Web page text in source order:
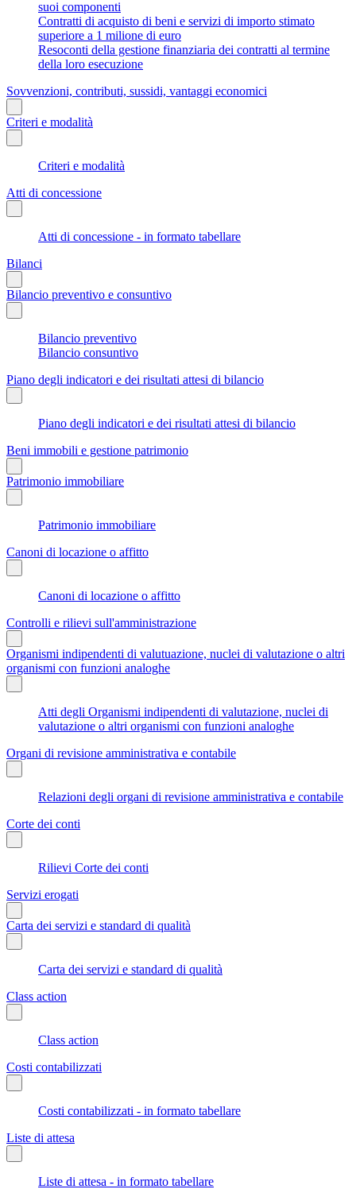
suoi componenti
Contratti di acquisto di beni e servizi di importo stimato
superiore a 1 milione di euro
Resoconti della gestione finanziaria dei contratti al termine
della loro esecuzione
Sovvenzioni, contributi, sussidi, vantaggi economici
Criteri e modalità
Criteri e modalità
Atti di concessione
Atti di concessione - in formato tabellare
Bilanci
Bilancio preventivo e consuntivo
Bilancio preventivo
Bilancio consuntivo
Piano degli indicatori e dei risultati attesi di bilancio
Piano degli indicatori e dei risultati attesi di bilancio
Beni immobili e gestione patrimonio
Patrimonio immobiliare
Patrimonio immobiliare
Canoni di locazione o affitto
Canoni di locazione o affitto
Controlli e rilievi sull'amministrazione
Organismi indipendenti di valutuazione, nuclei di valutazione o altri
organismi con funzioni analoghe
Atti degli Organismi indipendenti di valutazione, nuclei di
valutazione o altri organismi con funzioni analoghe
Organi di revisione amministrativa e contabile
Relazioni degli organi di revisione amministrativa e contabile
Corte dei conti
Rilievi Corte dei conti
Servizi erogati
Carta dei servizi e standard di qualità
Carta dei servizi e standard di qualità
Class action
Class action
Costi contabilizzati
Costi contabilizzati - in formato tabellare
Liste di attesa
Liste di attesa - in formato tabellare